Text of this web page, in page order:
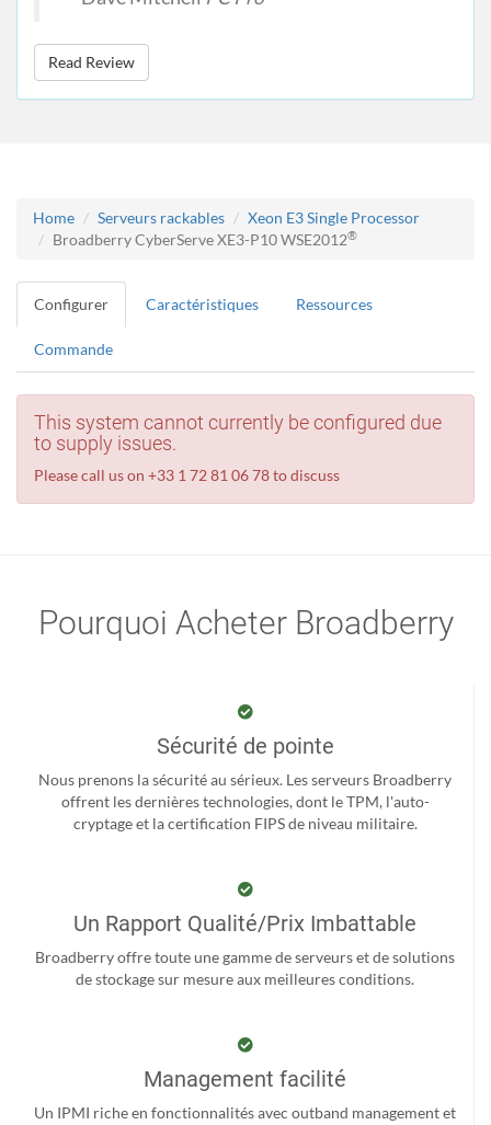
Read Review
Home Serveurs rackables
Xeon E3 Single Processor
Broadberry CyberServe XE3-P10 WSE2012®
Configurer Caractéristiques Ressources
Commande
This system cannot currently be configured due
to supply issues.
Please call us on +33 1 72 81 06 78 to discuss
Pourquoi Acheter Broadberry
Sécurité de pointe
Nous prenons la sécurité au sérieux. Les serveurs Broadberry
offrent les dernières technologies, dont le TPM, l'auto-
cryptage et la certification FIPS de niveau militaire.
Un Rapport Qualité/Prix Imbattable
Broadberry offre toute une gamme de serveurs et de solutions
de stockage sur mesure aux meilleures conditions.
Management facilité
Un IPMI riche en fonctionnalités avec outband management et